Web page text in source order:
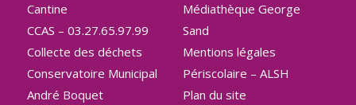
Cantine
CCAS – 03.27.65.97.99
Collecte des déchets
Conservatoire Municipal
André Boquet
Médiathèque George
Sand
Mentions légales
Périscolaire – ALSH
Plan du site